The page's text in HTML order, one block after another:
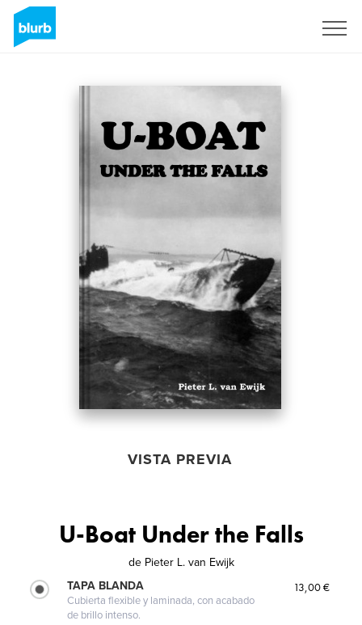
VISTA PREVIA
U-Boat Under the Falls
de Pieter L. van Ewijk
TAPA BLANDA
Cubierta flexible y laminada, con acabado
de brillo intenso.
13,00 €